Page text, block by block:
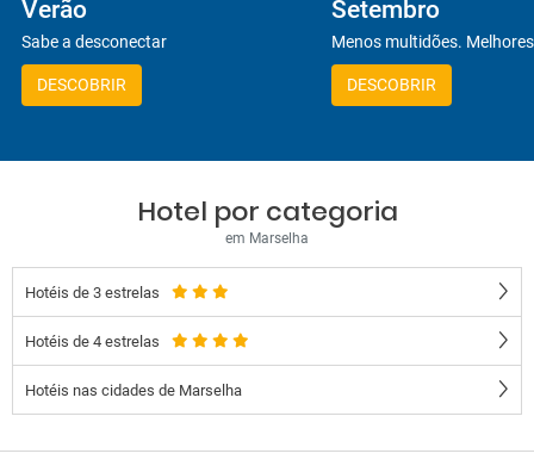
Verão
Sabe a desconectar
DESCOBRIR
Setembro
Menos multidões.
DESCOBRIR
Hotel por categoria
em Marselha
Hotéis de 3 estrelas
Hotéis de 4 estrelas
Hotéis nas cidades de Marselha